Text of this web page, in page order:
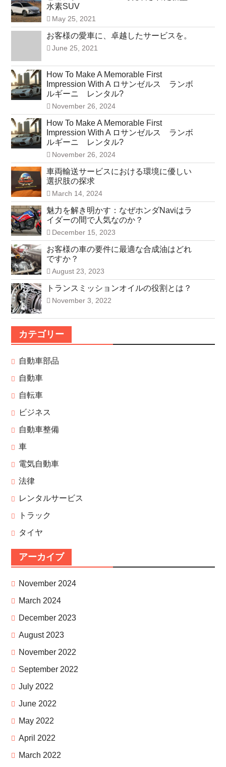
水素SUV
May 25, 2021
お客様の愛車に、卓越したサービスを。
June 25, 2021
How To Make A Memorable First
Impression With A ロサンゼルス ランボ
ルギーニ レンタル?
November 26, 2024
How To Make A Memorable First
Impression With A ロサンゼルス ランボ
ルギーニ レンタル?
November 26, 2024
車両輸送サービスにおける環境に優しい
選択肢の探求
March 14, 2024
魅力を解き明かす：なぜホンダNaviはラ
イダーの間で人気なのか？
December 15, 2023
お客様の車の要件に最適な合成油はどれ
ですか？
August 23, 2023
トランスミッションオイルの役割とは？
November 3, 2022
カテゴリー
自動車部品
自動車
自転車
ビジネス
自動車整備
車
電気自動車
法律
レンタルサービス
トラック
タイヤ
アーカイブ
November 2024
March 2024
December 2023
August 2023
November 2022
September 2022
July 2022
June 2022
May 2022
April 2022
March 2022